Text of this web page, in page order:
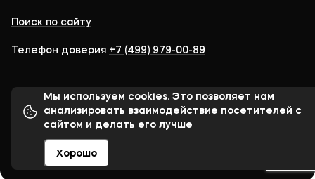
Поиск по сайту
Телефон доверия +7 (499) 979-00-89
© 1998–2023 Московский финансово-юридический
университет МФЮА
Сделано в
Мы используем cookies. Это позволяет нам
анализировать взаимодействие посетителей с
сайтом и делать его лучше
Хорошо